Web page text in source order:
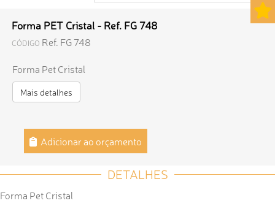
Forma PET Cristal - Ref. FG 748
CÓDIGO Ref. FG 748
Forma Pet Cristal
Mais detalhes
Adicionar ao orçamento
DETALHES
Forma Pet Cristal